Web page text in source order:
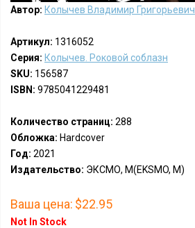
Автор: Колычев Владимир Григорьевич
Артикул: 1316052
Серия: Колычев. Роковой соблазн
SKU: 156587
ISBN: 9785041229481
Количество страниц: 288
Обложка: Hardcover
Год: 2021
Издательство: ЭКСМО, М(EKSMO, M)
Ваша цена: $22.95
Not In Stock